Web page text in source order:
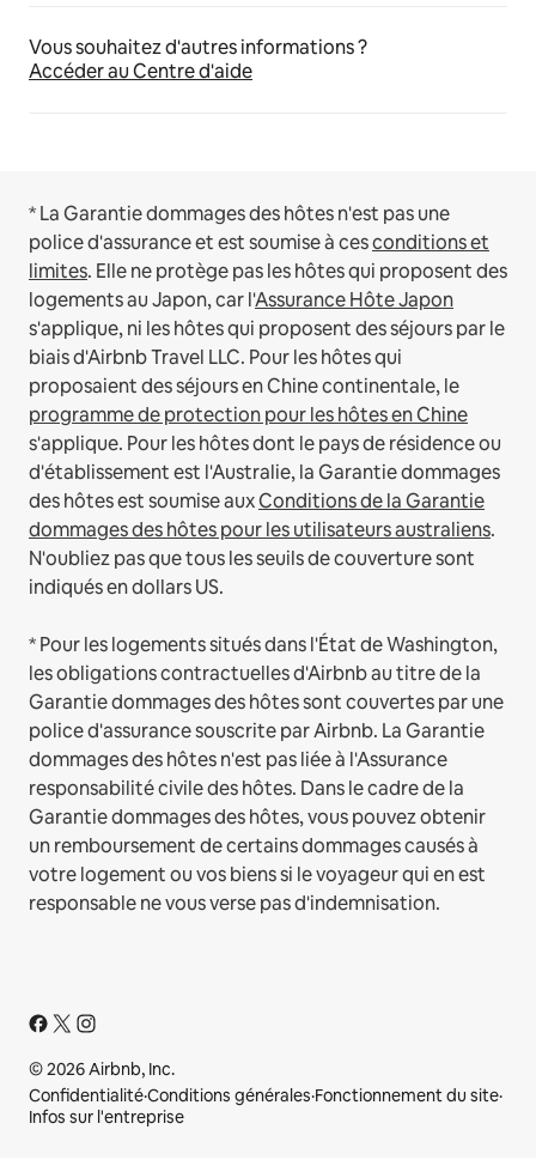
Vous souhaitez d'autres informations ?
Accéder au Centre d'aide
* La Garantie dommages des hôtes n'est pas une
police d'assurance et est soumise à cesconditions et
limites. Elle ne protège pas les hôtes qui proposent des
logements au Japon, car l'Assurance Hôte Japon
s'applique, ni les hôtes qui proposent des séjours par le
biais d'Airbnb Travel LLC. Pour les hôtes qui
proposaient des séjours en Chine continentale, le
programme de protection pour les hôtes en Chine
s'applique. Pour les hôtes dont le pays de résidence ou
d'établissement est l'Australie, la Garantie dommages
des hôtes est soumise auxConditions de la Garantie
dommages des hôtes pour les utilisateurs australiens.
N'oubliez pas que tous les seuils de couverture sont
indiqués en dollars US.
* Pour les logements situés dans l'État de Washington,
les obligations contractuelles d'Airbnb au titre de la
Garantie dommages des hôtes sont couvertes par une
police d'assurance souscrite par Airbnb. La Garantie
dommages des hôtes n'est pas liée à l'Assurance
responsabilité civile des hôtes. Dans le cadre de la
Garantie dommages des hôtes, vous pouvez obtenir
un remboursement de certains dommages causés à
votre logement ou vos biens si le voyageur qui en est
responsable ne vous verse pas d'indemnisation.
© 2026 Airbnb, Inc.
Confidentialité·Conditions générales·Fonctionnement du site·
Infos sur l'entreprise